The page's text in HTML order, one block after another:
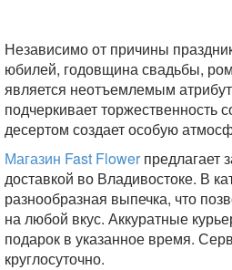
Независимо от причины
юбилей, годовщина свадьбы,
является неотъемлемым
подчеркивает торжественность
десертом создает особую
Магазин Fast Flower предлагает
доставкой во Владивостоке. В
разнообразная выпечка, что
на любой вкус. Аккуратные
подарок в указанное время.
круглосуточно.